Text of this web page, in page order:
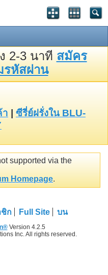
2-3 นาที สมัคร
รหัสผ่าน
ซีรี่ย์ฝรั่งใน BLU-
supported via the
Homepage.
ก Full Site บน
Version 4.2.5
Inc. All rights reserved.